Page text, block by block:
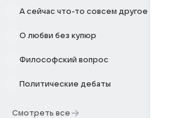
А сейчас что-то совсем другое
О любви без купюр
Философский вопрос
Политические дебаты
Смотреть все